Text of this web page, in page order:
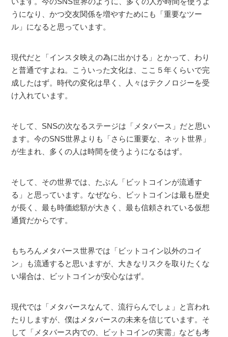
うになり、かつ交友関係を増やすためにも「重要なツー
ル」になると思っています。
現代だと「インスタ映えの為に出かける」とかって、わり
と普通ですよね。こういった文化は、ここ５年くらいで完
成したはず。時代の変化は早く、人々はテクノロジーを受
け入れています。
そして、SNSの次なるステージは「メタバース」だと思い
ます。今のSNS世界よりも「さらに重要な、ネット世界」
が生まれ、多くの人は時間を使うようになるはず。
そして、その世界では、たぶん「ビットコインが流通す
る」と思っています。なぜなら、ビットコインは最も歴史
が長く、最も時価総額が大きく、最も信頼されている仮想
通貨だからです。
もちろんメタバース世界では「ビットコイン以外のコイ
ン」も流通すると思いますが、大きなリスクを取りたくな
い場合は、ビットコインが安心なはず。
現代では「メタバースなんて、流行らんでしょ」と言われ
たりしますが、僕はメタバースの未来を信じています。そ
して「メタバース内での、ビットコインの実需」なども考